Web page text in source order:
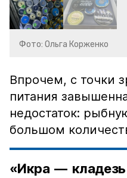
Фото: Ольга Корженко
Впрочем, с точки
питания
недостаток:
большом
«Икра —